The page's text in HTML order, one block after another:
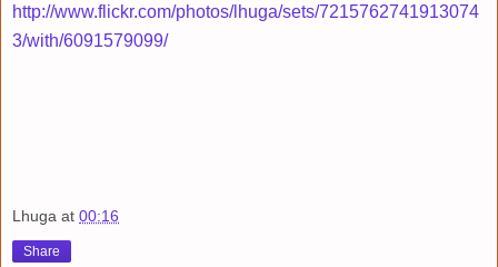
http://www.flickr.com/photos/lhuga/sets/7215762741913074
3/with/6091579099/
Lhuga at 00:16
Share